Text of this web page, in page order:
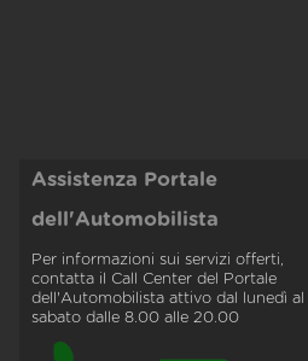
Assistenza Portale
dell'Automobilista
Per informazioni sui servizi offerti,
contatta il Call Center del Portale
dell'Automobilista attivo dal lunedì al
sabato dalle 8.00 alle 20.00